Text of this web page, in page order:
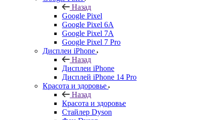
Назад
Google Pixel
Google Pixel 6A
Google Pixel 7А
Google Pixel 7 Pro
Дисплеи iPhone
Назад
Дисплеи iPhone
Дисплей iPhone 14 Pro
Красота и здоровье
Назад
Красота и здоровье
Стайлер Dyson